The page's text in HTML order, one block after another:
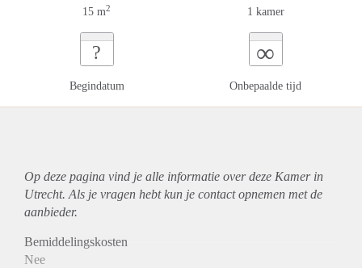
15 m2 1 kamer
?
Begindatum
∞
Onbepaalde tijd
Op deze pagina vind je alle informatie over deze Kamer in
Utrecht. Als je vragen hebt kun je contact opnemen met de
aanbieder.
Bemiddelingskosten
Nee